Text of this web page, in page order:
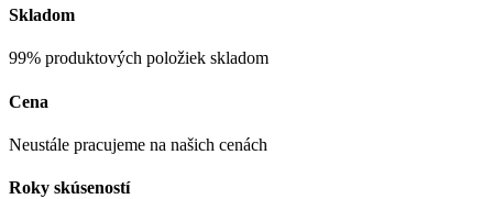
Skladom
99% produktových položiek skladom
Cena
Neustále pracujeme na našich cenách
Roky skúseností